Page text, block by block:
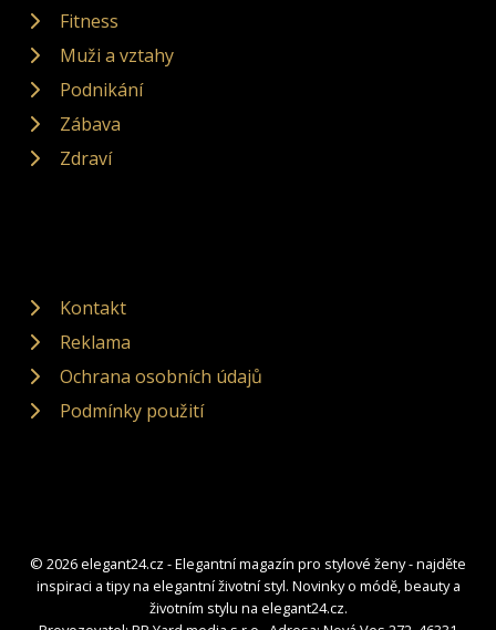
Fitness
Muži a vztahy
Podnikání
Zábava
Zdraví
Kontakt
Reklama
Ochrana osobních údajů
Podmínky použití
© 2026 elegant24.cz - Elegantní magazín pro stylové ženy - najděte
inspiraci a tipy na elegantní životní styl. Novinky o módě, beauty a
životním stylu na elegant24.cz.